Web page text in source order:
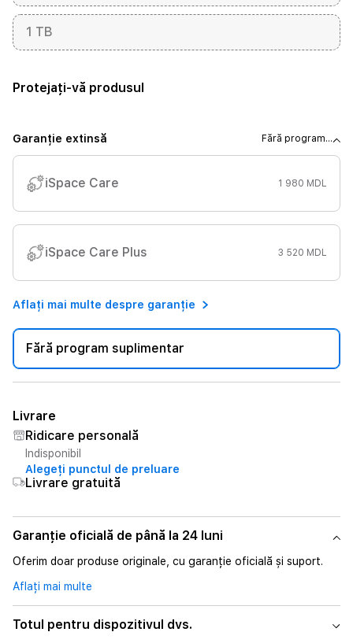
1 TB
Protejați-vă produsul
Garanție extinsă Fără program...
iSpace Care 1 980 MDL
iSpace Care Plus 3 520 MDL
Aflați mai multe despre garanție
Fără program suplimentar
Livrare
Ridicare personală
Indisponibil
Alegeți punctul de preluare
Livrare gratuită
Garanție oficială de până la 24 luni
Oferim doar produse originale, cu garanție oficială și suport.
Aflați mai multe
Totul pentru dispozitivul dvs.